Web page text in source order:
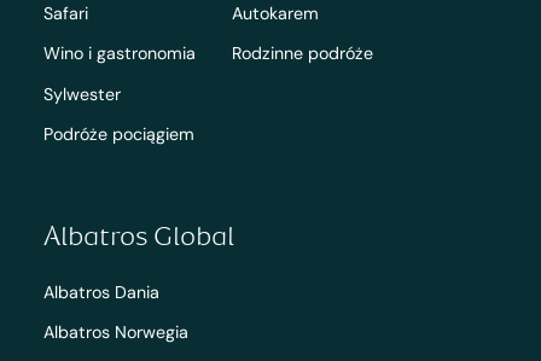
Safari
Wino i gastronomia
Sylwester
Podróże pociągiem
Autokarem
Rodzinne podróże
Albatros Global
Albatros Dania
Albatros Norwegia